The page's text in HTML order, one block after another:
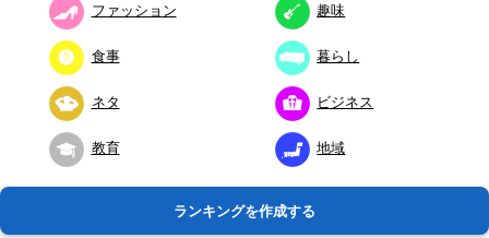
ファッション 趣味
食事 暮らし
ネタ ビジネス
教育 地域
ランキングを作成する